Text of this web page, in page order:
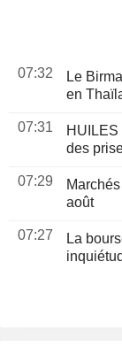
07:32
Le
en
07:31
des
07:29
août
07:27
La